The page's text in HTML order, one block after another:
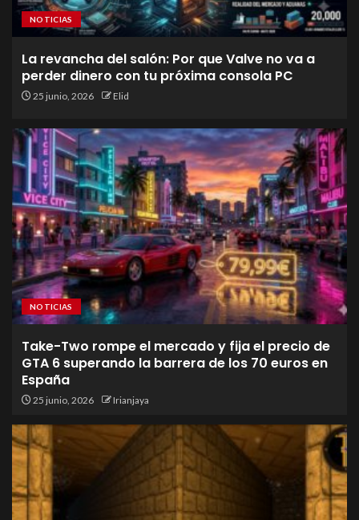
NOTICIAS
La revancha del salón: Por que Valve no va a
perder dinero con tu próxima consola PC
25 junio, 2026 Elid
NOTICIAS
Take-Two rompe el mercado y fija el precio de
GTA 6 superando la barrera de los 70 euros en
España
25 junio, 2026 Irianjaya